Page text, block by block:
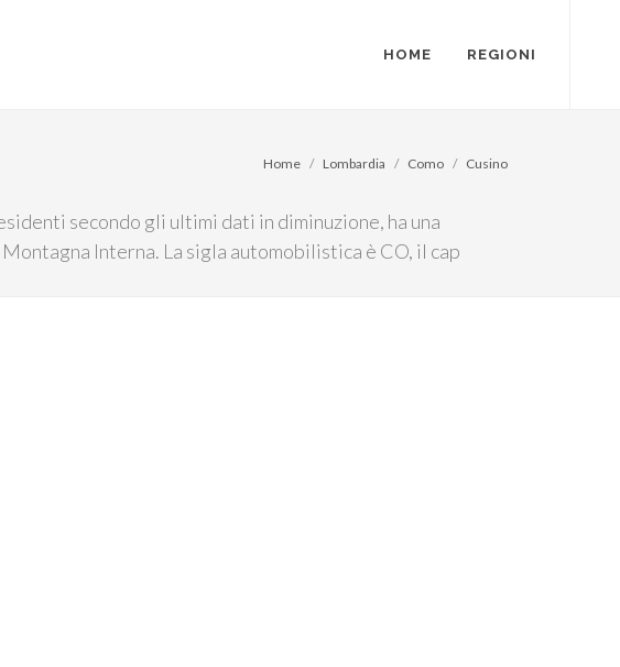
HOME REGIONI
secondo gli ultimi dati in diminuzione, ha una
Interna. La sigla automobilistica è CO, il cap
Home Lombardia Como Cusino